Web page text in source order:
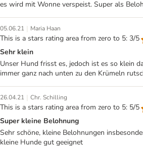
es wird mit Wonne verspeist. Super als
05.06.21 | Maria Haan
This is a stars rating area from zero to 5: 3/5
Sehr klein
Unser Hund frisst es, jedoch ist es so klein
immer ganz nach unten zu den Krümeln
26.04.21 | Chr. Schilling
This is a stars rating area from zero to 5: 5/5
Super kleine Belohnung
Sehr schöne, kleine Belohnungen
kleine Hunde gut geeignet